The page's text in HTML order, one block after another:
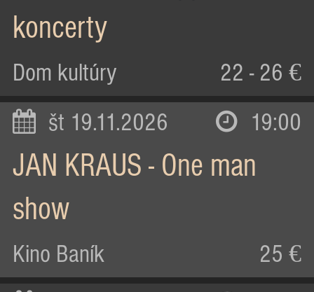
koncerty
Dom kultúry 22 - 26 €
št 19.11.2026 19:00
JAN KRAUS - One man
show
Kino Baník 25 €